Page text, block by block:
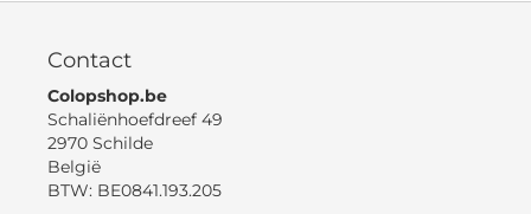
Contact
Colopshop.be
Schaliënhoefdreef 49
2970 Schilde
België
BTW: BE0841.193.205